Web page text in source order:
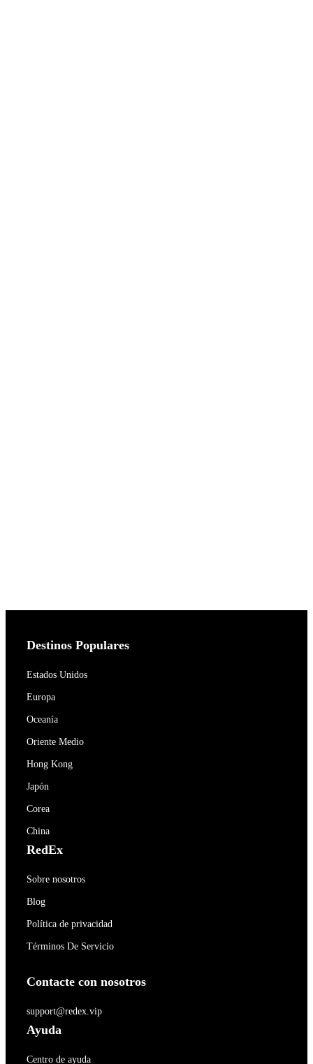
Destinos Populares
Estados Unidos
Europa
Oceanía
Oriente Medio
Hong Kong
Japón
Corea
China
RedEx
Sobre nosotros
Blog
Política de privacidad
Términos De Servicio
Contacte con nosotros
support@redex.vip
Ayuda
Centro de ayuda